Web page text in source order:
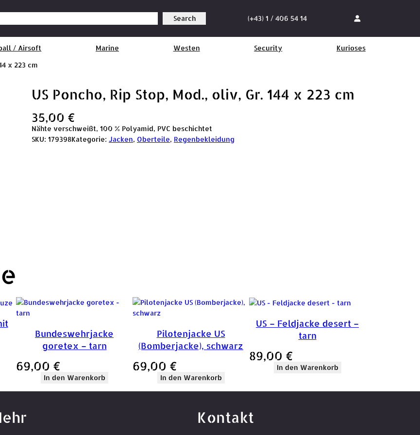
Search (+43) 1 / 406 54 14
/ Airsoft Marine Westen Security Kurioses
x 223 cm
US Poncho, Rip Stop, Mod., oliv, Gr. 144 x 223 cm
35,00 €
Nähte verschweißt, 100 % Polyamid, PVC beschichtet
SKU: 179398Kategorie: Jacken, Oberteile, Regenbekleidung
Bundeswehrjacke
goretex – tarn
69,00 €
In den Warenkorb
Pilotenjacke US
(Bomberjacke), schwarz
69,00 €
In den Warenkorb
US – Feldjacke desert –
tarn
89,00 €
In den Warenkorb
Kontakt